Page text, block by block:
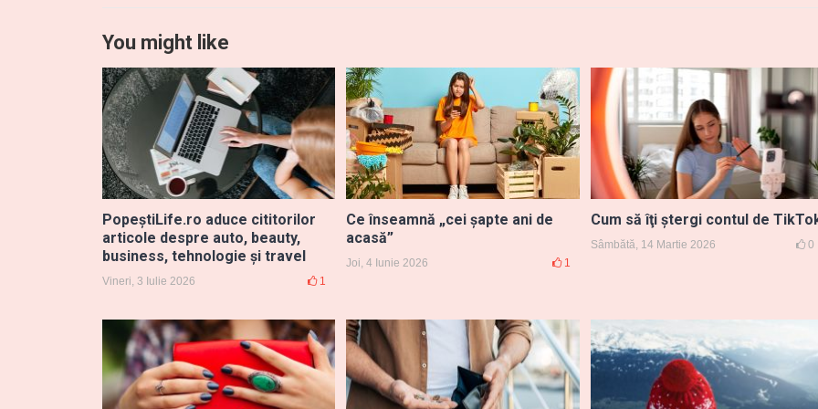
You might like
PopeștiLife.ro aduce cititorilor
articole despre auto, beauty,
business, tehnologie și travel
Vineri, 3 Iulie 2026 1
Ce înseamnă „cei șapte ani de
acasă”
Joi, 4 Iunie 2026 1
Cum să îţi ştergi contul de
Sâmbătă, 14 Martie 2026 0